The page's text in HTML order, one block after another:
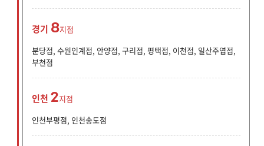
경기 8지점
분당점, 수원인계점, 안양점, 구리점, 평택점, 이천점, 일산주엽점,
부천점
인천 2지점
인천부평점, 인천송도점